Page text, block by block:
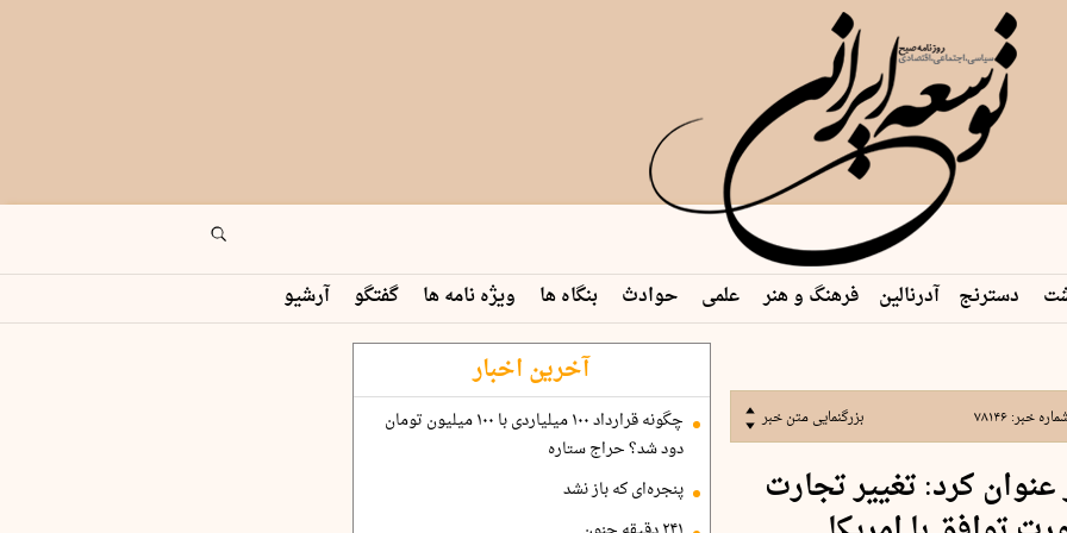
م…
دسترنج آدرنالین فرهنگ و هنر علمی حوادث بنگاه ها ویژه نامه ها گفتگو آرشیو
خبر:۷۸۱۴۶ بزرگنمایی متن خبر
کرد: تغییر تجارت
آخرین اخبار
چگونه قرارداد ۱۰۰ میلیاردی با ۱۰۰ میلیون تومان
دود شد؟ حراج ستاره
پنجره‌ای که باز نشد